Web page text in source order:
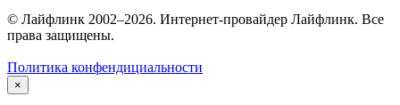
© Лайфлинк 2002–2026. Интернет-провайдер Лайфлинк. Все
права защищены.
Политика конфендициальности
×